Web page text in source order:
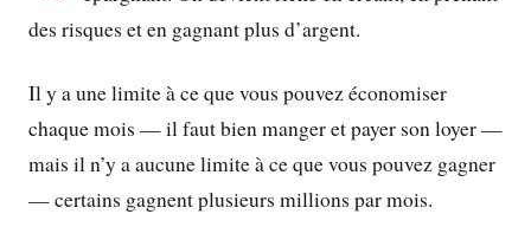
des risques et en gagnant plus d’argent.
Il y a une limite à ce que vous pouvez économiser
chaque mois — il faut bien manger et payer son loyer —
mais il n’y a aucune limite à ce que vous pouvez gagner
— certains gagnent plusieurs millions par mois.